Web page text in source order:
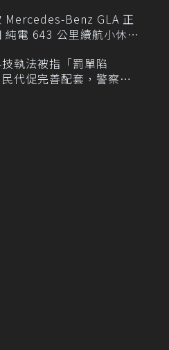
Mercedes-Benz GLA 正
純電 643 公里續航小休
執法被指「罰單陷
代促完善配套，警察局